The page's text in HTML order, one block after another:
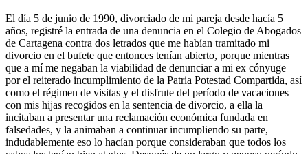
El día 5 de junio de 1990, divorciado de mi pareja desde hacía 5
años, registré la entrada de una denuncia en el Colegio de Abogados
de Cartagena contra dos letrados que me habían tramitado mi
divorcio en el bufete que entonces tenían abierto, porque mientras
que a mí me negaban la viabilidad de denunciar a mi ex cónyuge
por el reiterado incumplimiento de la Patria Potestad Compartida, así
como el régimen de visitas y el disfrute del período de vacaciones
con mis hijas recogidos en la sentencia de divorcio, a ella la
incitaban a presentar una reclamación económica fundada en
falsedades, y la animaban a continuar incumpliendo su parte,
indudablemente eso lo hacían porque consideraban que todos los